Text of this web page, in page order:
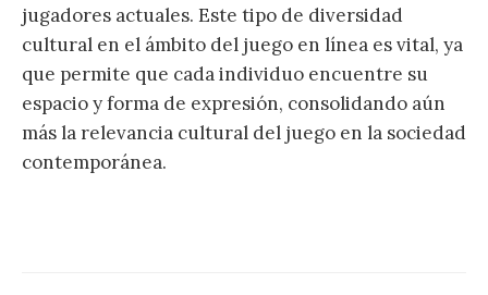
jugadores actuales. Este tipo de diversidad
cultural en el ámbito del juego en línea es vital, ya
que permite que cada individuo encuentre su
espacio y forma de expresión, consolidando aún
más la relevancia cultural del juego en la sociedad
contemporánea.